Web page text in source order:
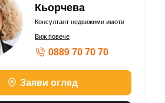
Кьорчева
Консултант недвижими имоти
Виж повече
0889 70 70 70
Заяви оглед